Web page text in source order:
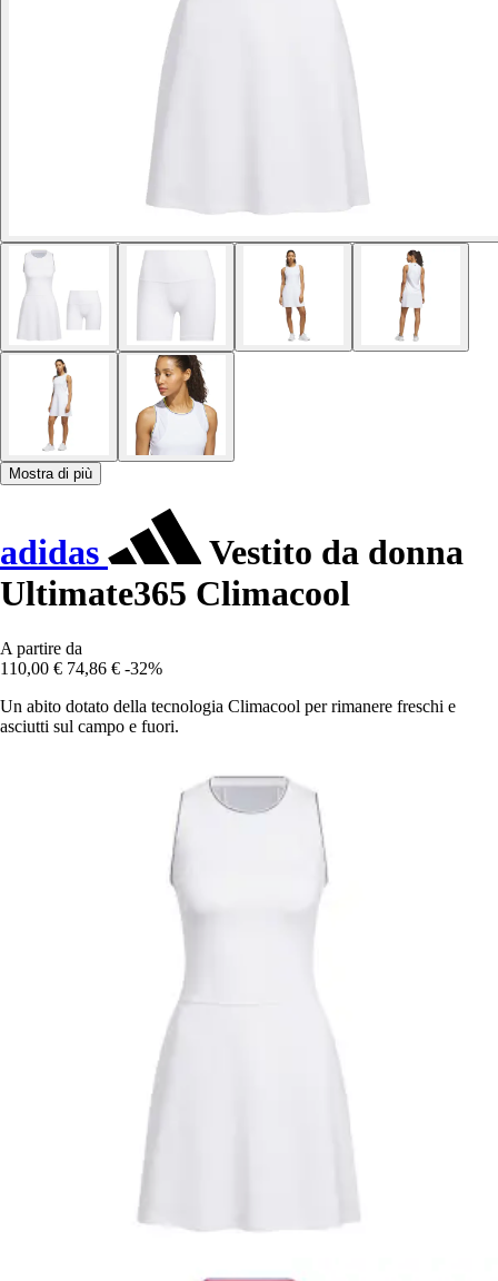
Mostra di più
adidas
Vestito da donna
Ultimate365 Climacool
A partire da
110,00 € 74,86 € -32%
Un abito dotato della tecnologia Climacool per rimanere freschi e
asciutti sul campo e fuori.